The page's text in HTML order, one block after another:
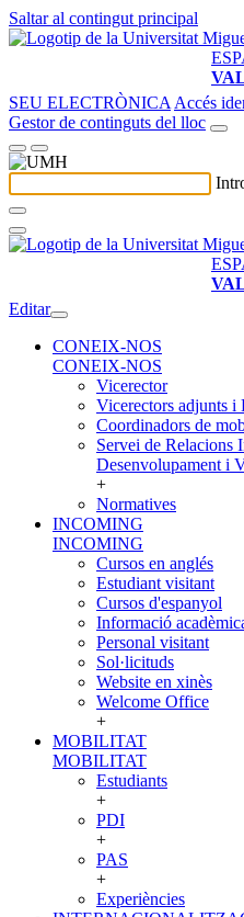
Saltar al contingut principal
SEU ELECTRÒNICA Accés
Gestor de continguts del lloc
Editar
CONEIX-NOS
CONEIX-NOS
Vicerector
Vicerectors adjunts i
Coordinadors de
Servei de Relacions
Desenvolupament i
+
Normatives
INCOMING
INCOMING
Cursos en anglés
Estudiant visitant
Cursos d'espanyol
Informació
Personal visitant
Sol·licituds
Website en xinès
Welcome Office
+
MOBILITAT
MOBILITAT
Estudiants
+
PDI
+
PAS
+
Experiències